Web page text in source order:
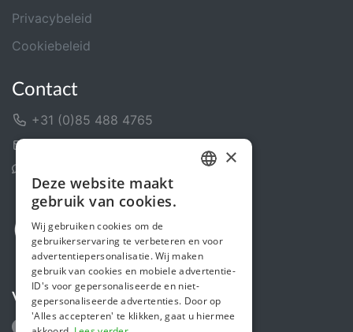
Privacybeleid
Cookiebeleid
Contact
+31 (0)85 488 4765
Volg ons
ENGLISH
×
Deze website maakt
gebruik van cookies.
Wij gebruiken cookies om de
gebruikerservaring te verbeteren en voor
advertentiepersonalisatie. Wij maken
gebruik van cookies en mobiele advertentie-
ID's voor gepersonaliseerde en niet-
gepersonaliseerde advertenties. Door op
'Alles accepteren' te klikken, gaat u hiermee